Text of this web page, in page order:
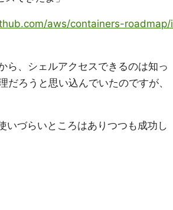
aws/containers-roadmap/i
、シェルアクセスできるのは知っ
ろうと思い込んでいたのですが、
いづらいところはありつつも成功し